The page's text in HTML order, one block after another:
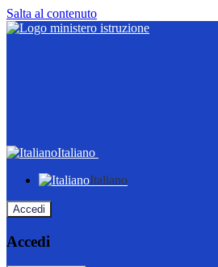
Salta al contenuto
Italiano
Italiano
Accedi
Accedi